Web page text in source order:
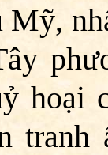
Mỹ,
hoại